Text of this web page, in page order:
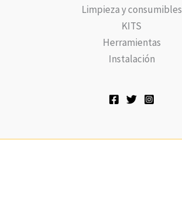
Limpieza y consumibles
KITS
Herramientas
Instalación